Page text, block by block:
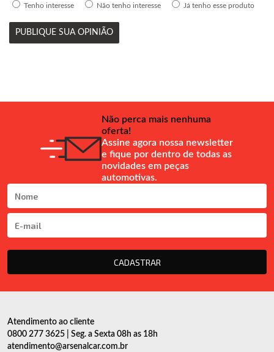
Tenho interesse Não tenho interesse Já tenho esse produto
PUBLIQUE SUA OPINIÃO
Não perca mais nenhuma
oferta!
Assine agora nossa newsletter
e fique por dentro de todas as
novidades em peças
automotivas.
CADASTRAR
Atendimento ao cliente
0800 277 3625 | Seg. a Sexta 08h as 18h
atendimento@arsenalcar.com.br